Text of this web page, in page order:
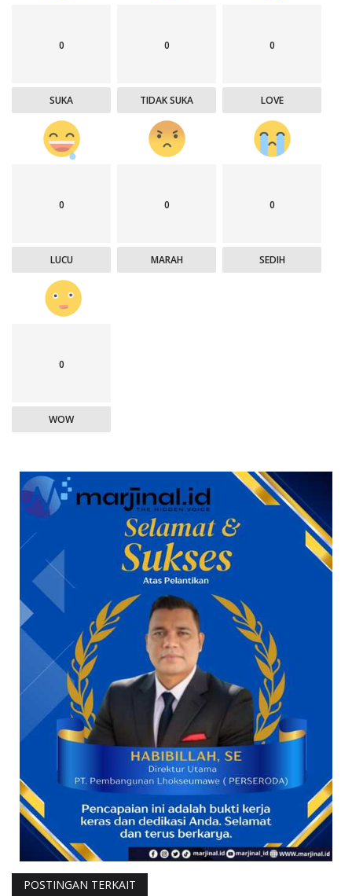
0
SUKA
0
TIDAK SUKA
0
LOVE
0
LUCU
0
MARAH
0
SEDIH
0
WOW
POSTINGAN TERKAIT